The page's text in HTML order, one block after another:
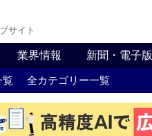
サイト
業界情報 新聞・電子版
覧 全カテゴリー一覧